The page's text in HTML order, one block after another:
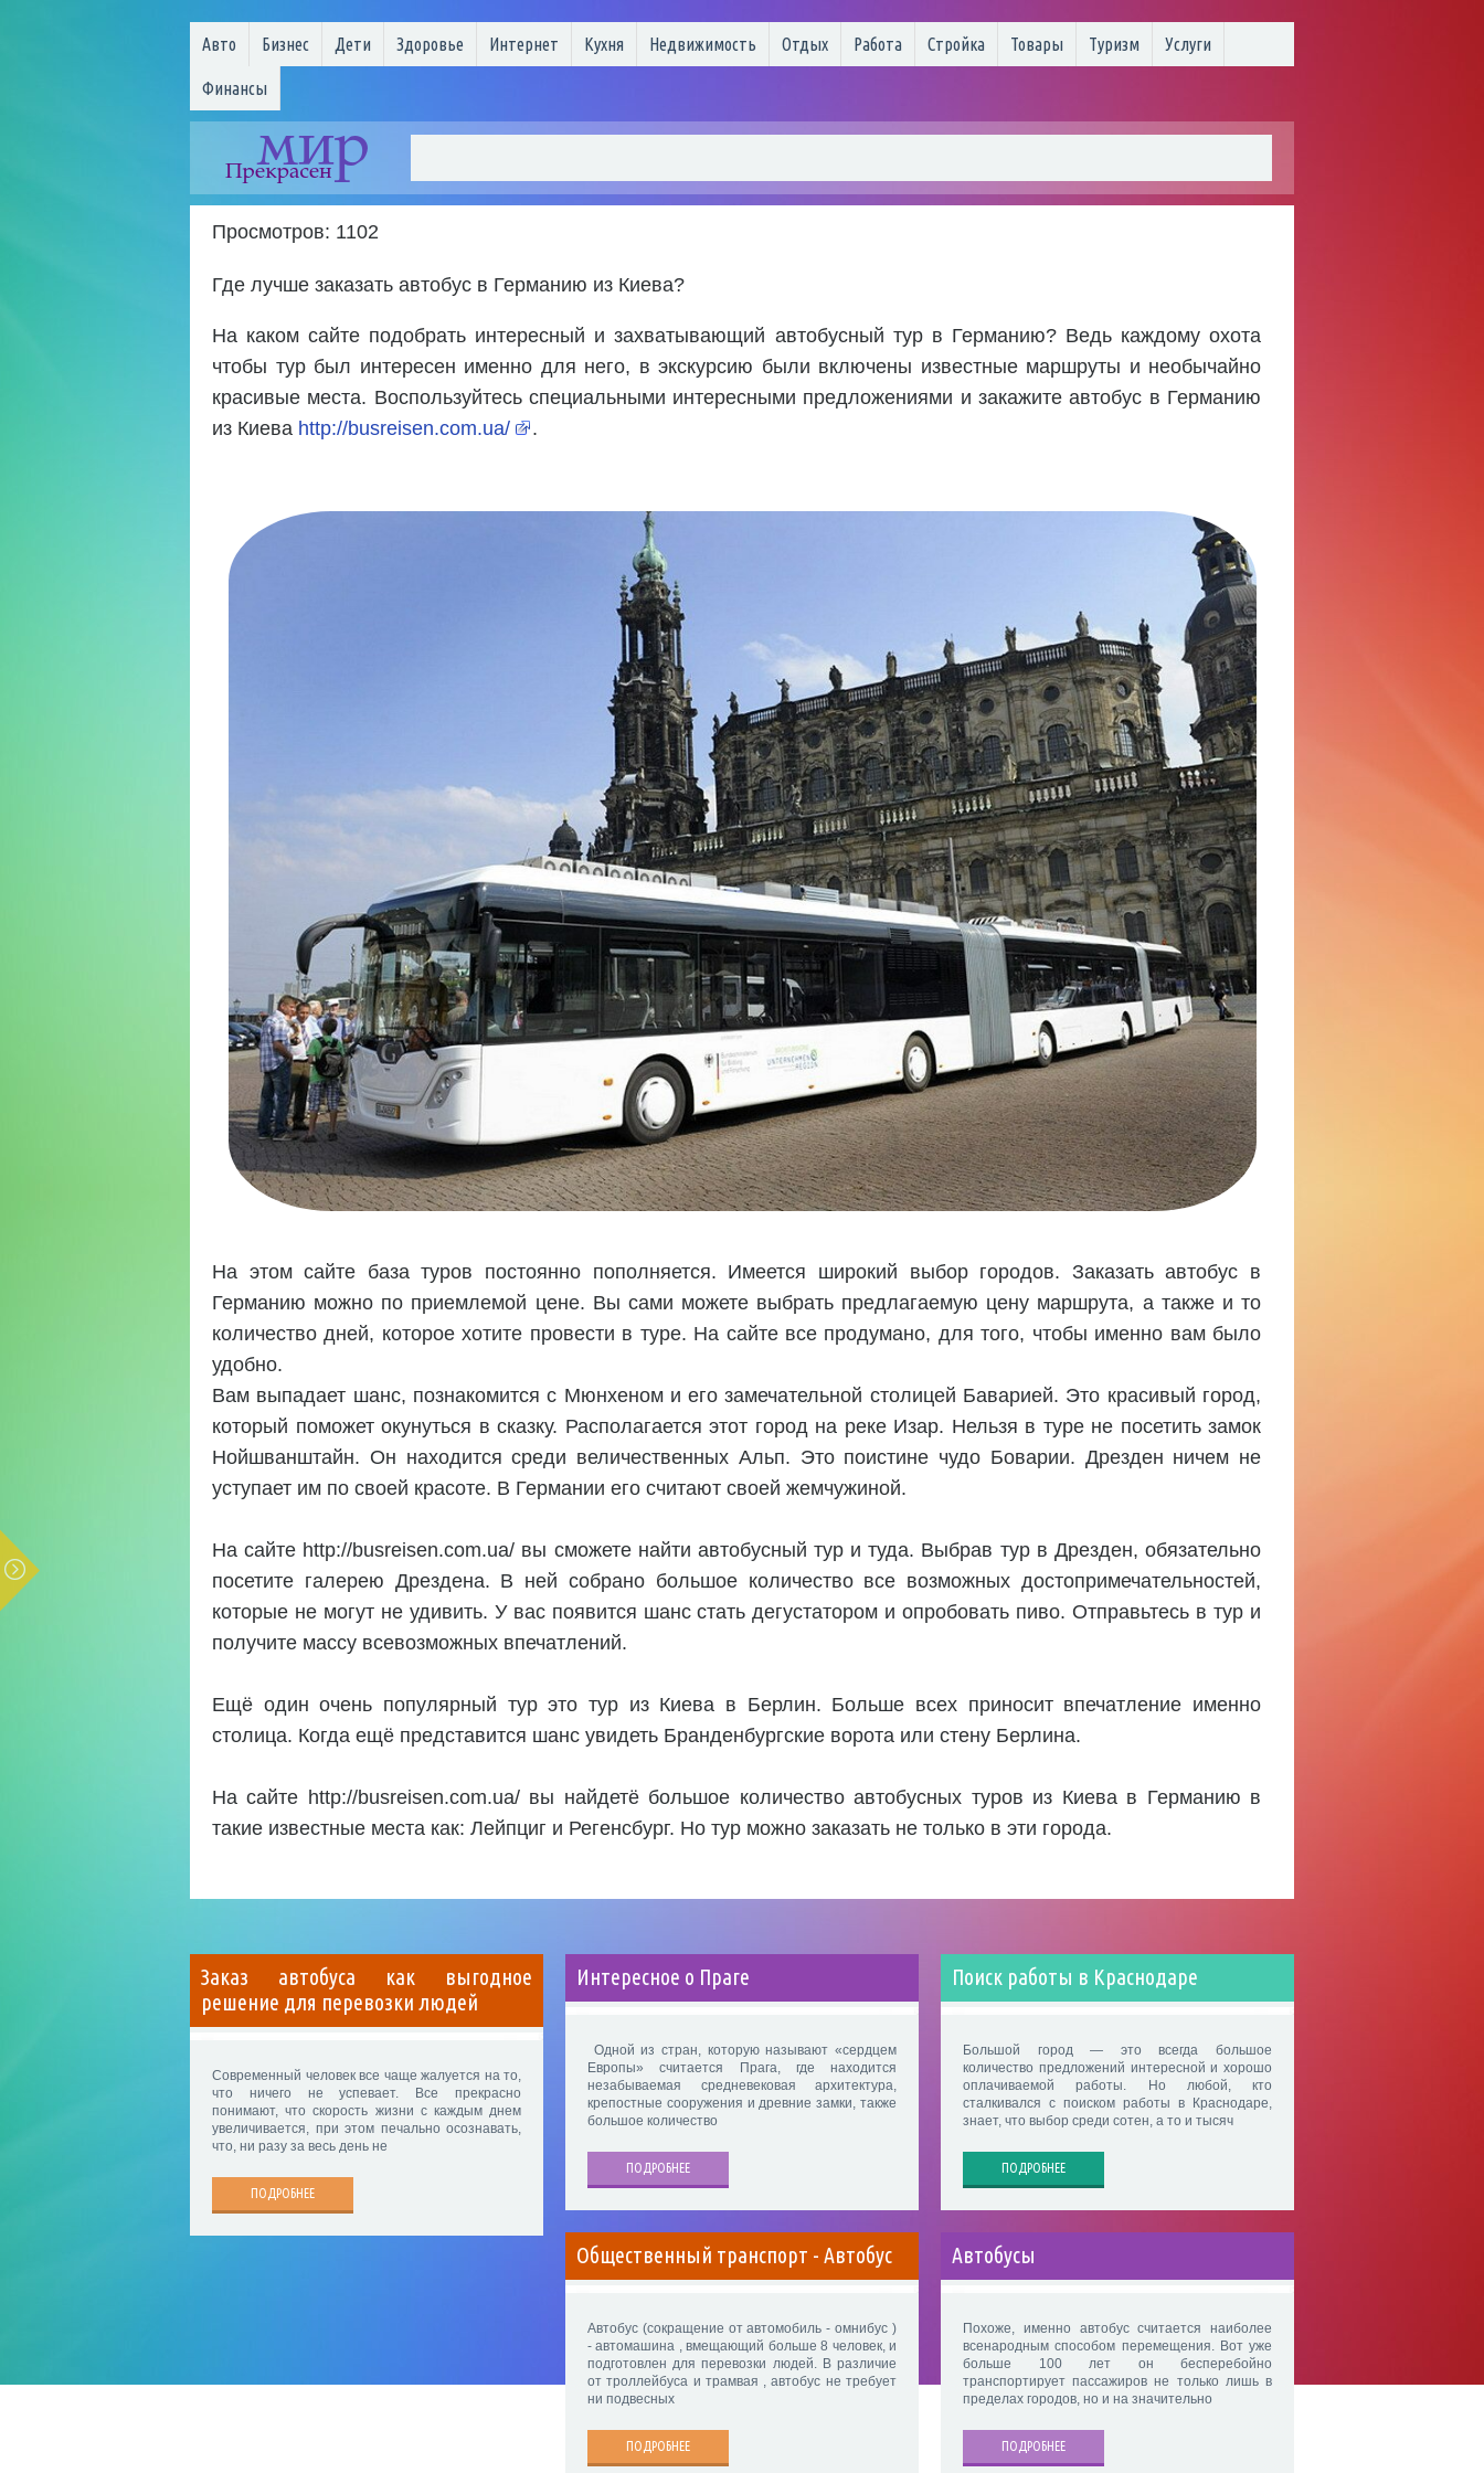
Авто Бизнес Дети Здоровье Интернет Кухня Недвижимость Отдых Работа Стройка Товары Туризм Услуги
Финансы
Просмотров: 1102
Где лучше заказать автобус в Германию из Киева?
На каком сайте подобрать интересный и захватывающий автобусный тур в Германию? Ведь каждому охота
чтобы тур был интересен именно для него, в экскурсию были включены известные маршруты и необычайно
красивые места. Воспользуйтесь специальными интересными предложениями и закажите автобус в Германию
из Киева http://busreisen.com.ua/ .
На этом сайте база туров постоянно пополняется. Имеется широкий выбор городов. Заказать автобус в
Германию можно по приемлемой цене. Вы сами можете выбрать предлагаемую цену маршрута, а также и то
количество дней, которое хотите провести в туре. На сайте все продумано, для того, чтобы именно вам было
удобно.
Вам выпадает шанс, познакомится с Мюнхеном и его замечательной столицей Баварией. Это красивый город,
который поможет окунуться в сказку. Располагается этот город на реке Изар. Нельзя в туре не посетить замок
Нойшванштайн. Он находится среди величественных Альп. Это поистине чудо Боварии. Дрезден ничем не
уступает им по своей красоте. В Германии его считают своей жемчужиной.
На сайте http://busreisen.com.ua/ вы сможете найти автобусный тур и туда. Выбрав тур в Дрезден, обязательно
посетите галерею Дрездена. В ней собрано большое количество все возможных достопримечательностей,
которые не могут не удивить. У вас появится шанс стать дегустатором и опробовать пиво. Отправьтесь в тур и
получите массу всевозможных впечатлений.
Ещё один очень популярный тур это тур из Киева в Берлин. Больше всех приносит впечатление именно
столица. Когда ещё представится шанс увидеть Бранденбургские ворота или стену Берлина.
На сайте http://busreisen.com.ua/ вы найдетё большое количество автобусных туров из Киева в Германию в
такие известные места как: Лейпциг и Регенсбург. Но тур можно заказать не только в эти города.
Заказ автобуса как выгодное
решение для перевозки людей
Современный человек все чаще жалуется на то,
что ничего не успевает. Все прекрасно
понимают, что скорость жизни с каждым днем
увеличивается, при этом печально осознавать,
что, ни разу за весь день не
ПОДРОБНЕЕ
Интересное о Праге
Одной из стран, которую называют «сердцем
Европы» считается Прага, где находится
незабываемая средневековая архитектура,
крепостные сооружения и древние замки, также
большое количество
ПОДРОБНЕЕ
Поиск работы в Краснодаре
Большой город — это всегда большое
количество предложений интересной и хорошо
оплачиваемой работы. Но любой, кто
сталкивался с поиском работы в Краснодаре,
знает, что выбор среди сотен, а то и тысяч
ПОДРОБНЕЕ
Общественный транспорт - Автобус
Автобус (сокращение от автомобиль - омнибус )
- автомашина , вмещающий больше 8 человек, и
подготовлен для перевозки людей. В различие
от троллейбуса и трамвая , автобус не требует
ни подвесных
ПОДРОБНЕЕ
Автобусы
Похоже, именно автобус считается наиболее
всенародным способом перемещения. Вот уже
больше 100 лет он бесперебойно
транспортирует пассажиров не только лишь в
пределах городов, но и на значительно
ПОДРОБНЕЕ